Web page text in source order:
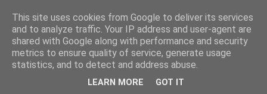
This site uses cookies from Google to deliver its services
and to analyze traffic. Your IP address and user-agent are
shared with Google along with performance and security
metrics to ensure quality of service, generate usage
statistics, and to detect and address abuse.
LEARN MORE GOT IT